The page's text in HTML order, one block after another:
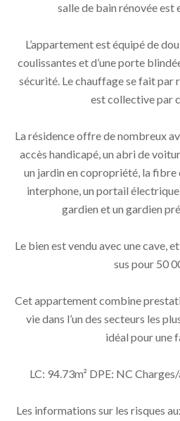
salle de bain rénovée est
L’appartement est équipé de
coulissantes et d’une porte
sécurité. Le chauffage se fait par
est collective par
La résidence offre de nombreux
accès handicapé, un abri de
un jardin en copropriété, la fibre
interphone, un portail
gardien et un gardien
Le bien est vendu avec une cave,
sus pour 50
Cet appartement combine
vie dans l’un des secteurs les
idéal pour une
LC: 94.73m² DPE: NC
Les informations sur les risques